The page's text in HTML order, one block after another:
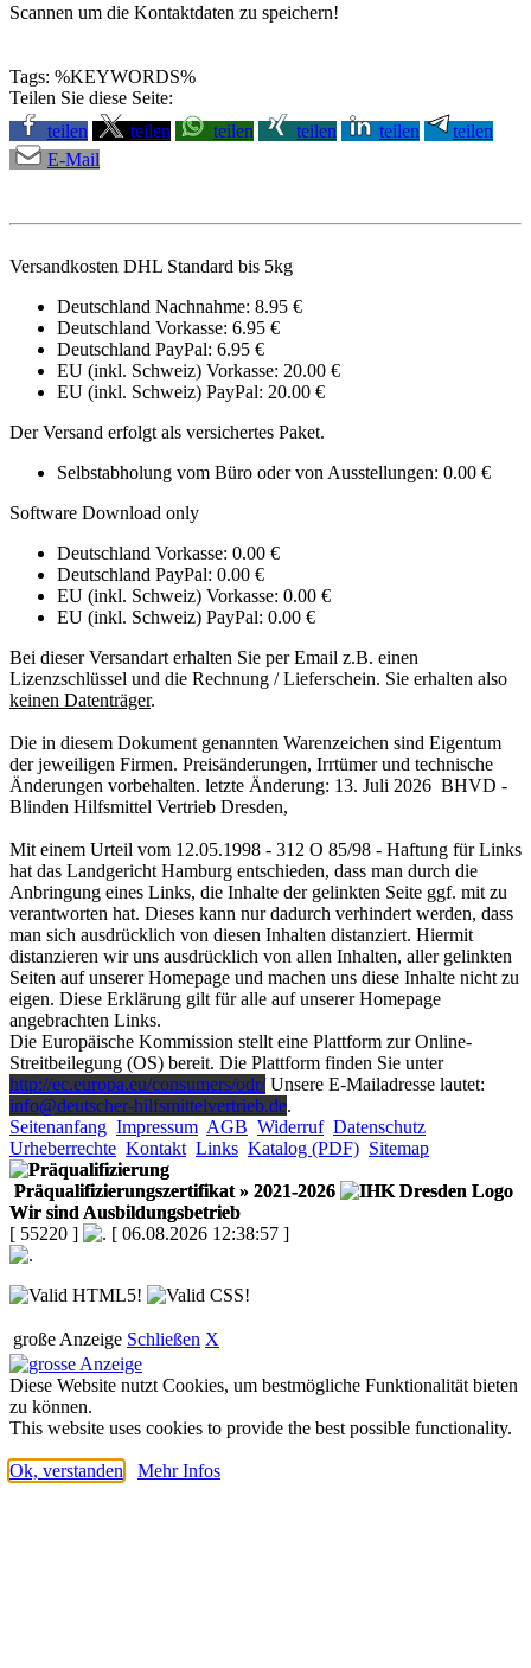
Scannen um die Kontaktdaten zu speichern!
Tags: %KEYWORDS%
Teilen Sie diese Seite:
teilen
teilen teilen teilen teilen
teilen
E-Mail
Versandkosten DHL Standard bis 5kg
Deutschland Nachnahme: 8.95 €
Deutschland Vorkasse: 6.95 €
Deutschland PayPal: 6.95 €
EU (inkl. Schweiz) Vorkasse: 20.00 €
EU (inkl. Schweiz) PayPal: 20.00 €
Der Versand erfolgt als versichertes Paket.
Selbstabholung vom Büro oder von Ausstellungen: 0.00 €
Software Download only
Deutschland Vorkasse: 0.00 €
Deutschland PayPal: 0.00 €
EU (inkl. Schweiz) Vorkasse: 0.00 €
EU (inkl. Schweiz) PayPal: 0.00 €
Bei dieser Versandart erhalten Sie per Email z.B. einen
Lizenzschlüssel und die Rechnung / Lieferschein. Sie erhalten also
keinen Datenträger.
Die in diesem Dokument genannten Warenzeichen sind Eigentum
der jeweiligen Firmen. Preisänderungen, Irrtümer und technische
Änderungen vorbehalten. letzte Änderung: 13. Juli 2026 BHVD -
Blinden Hilfsmittel Vertrieb Dresden,
Mit einem Urteil vom 12.05.1998 - 312 O 85/98 - Haftung für Links
hat das Landgericht Hamburg entschieden, dass man durch die
Anbringung eines Links, die Inhalte der gelinkten Seite ggf. mit zu
verantworten hat. Dieses kann nur dadurch verhindert werden, dass
man sich ausdrücklich von diesen Inhalten distanziert. Hiermit
distanzieren wir uns ausdrücklich von allen Inhalten, aller gelinkten
Seiten auf unserer Homepage und machen uns diese Inhalte nicht zu
eigen. Diese Erklärung gilt für alle auf unserer Homepage
angebrachten Links.
Die Europäische Kommission stellt eine Plattform zur Online-
Streitbeilegung (OS) bereit. Die Plattform finden Sie unter
http://ec.europa.eu/consumers/odr/Unsere E-Mailadresse lautet:
info@deutscher-hilfsmittelvertrieb.de.
Seitenanfang Impressum AGB Widerruf Datenschutz
Urheberrechte Kontakt Links Katalog (PDF) Sitemap
Präqualifizierungszertifikat » 2021-2026
Wir sind Ausbildungsbetrieb
[ 55220 ]
[ 06.08.2026 12:38:57 ]
große Anzeige Schließen X
Diese Website nutzt Cookies, um bestmögliche Funktionalität bieten
zu können.
This website uses cookies to provide the best possible functionality.
Ok, verstanden Mehr Infos